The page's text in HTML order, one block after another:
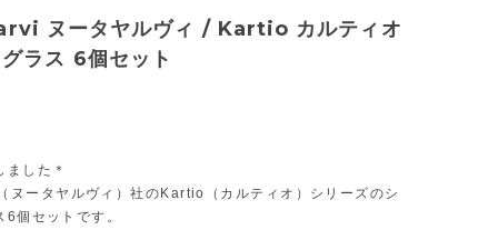
ヌータヤルヴィ / Kartio カルティオ
ラス 6個セット
ました＊
ータヤルヴィ）社のKartio（カルティオ）シリーズのシ
6個セットです。